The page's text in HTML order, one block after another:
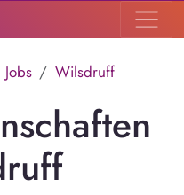
Wilsdruff